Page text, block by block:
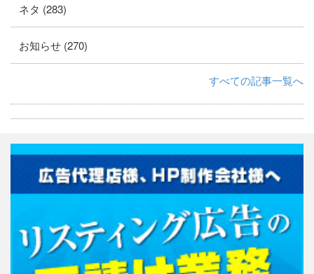
ネタ (283)
お知らせ (270)
すべての記事一覧へ